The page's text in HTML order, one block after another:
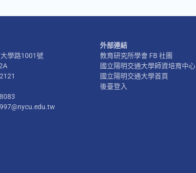
學路1001號
外部連結
教育研究所學會 FB 社團
國立陽明交通大學師資培育中心
國立陽明交通大學首頁
後臺登入